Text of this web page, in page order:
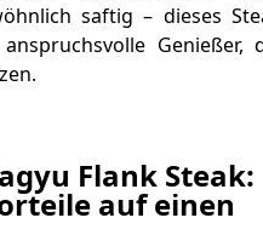
saftig – dieses
Genießer,
Flank Steak:
auf einen